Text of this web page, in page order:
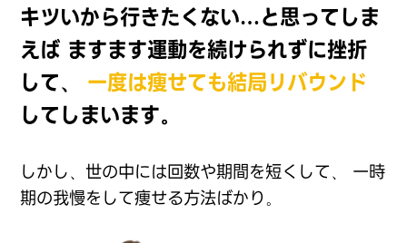
キツいから行きたくない…と思ってしま
えば ますます運動を続けられずに挫折
して、
一度は痩せても結局リバウンド
してしまいます。
しかし、世の中には回数や期間を短くして、
一時
期の我慢をして痩せる方法ばかり。